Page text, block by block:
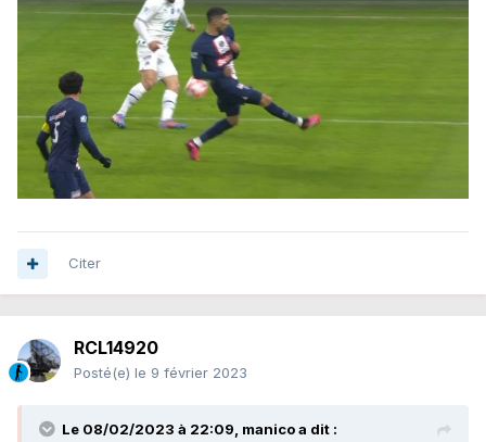
Citer
RCL14920
Posté(e) le 9 février 2023
Le 08/02/2023 à 22:09, manicoa dit :